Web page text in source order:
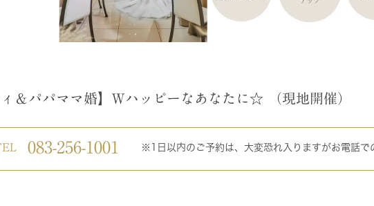
ィ＆パパママ婚】Wハッピーなあなたに☆ （現地開催）
083-256-1001 ※1日以内のご予約は、大変恐れ入りますがお電話で